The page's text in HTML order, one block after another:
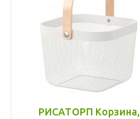
РИСАТОРП Корзина,